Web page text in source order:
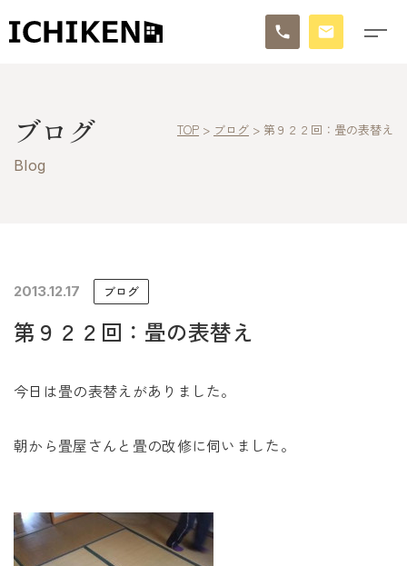
ブログ
イチケンの家づくり
モデルハウス
会社情報
ブログ
Blog
TOP > ブログ > 第９２２回：畳の表替え
2013.12.17 ブログ
第９２２回：畳の表替え
今日は畳の表替えがありました。
朝から畳屋さんと畳の改修に伺いました。